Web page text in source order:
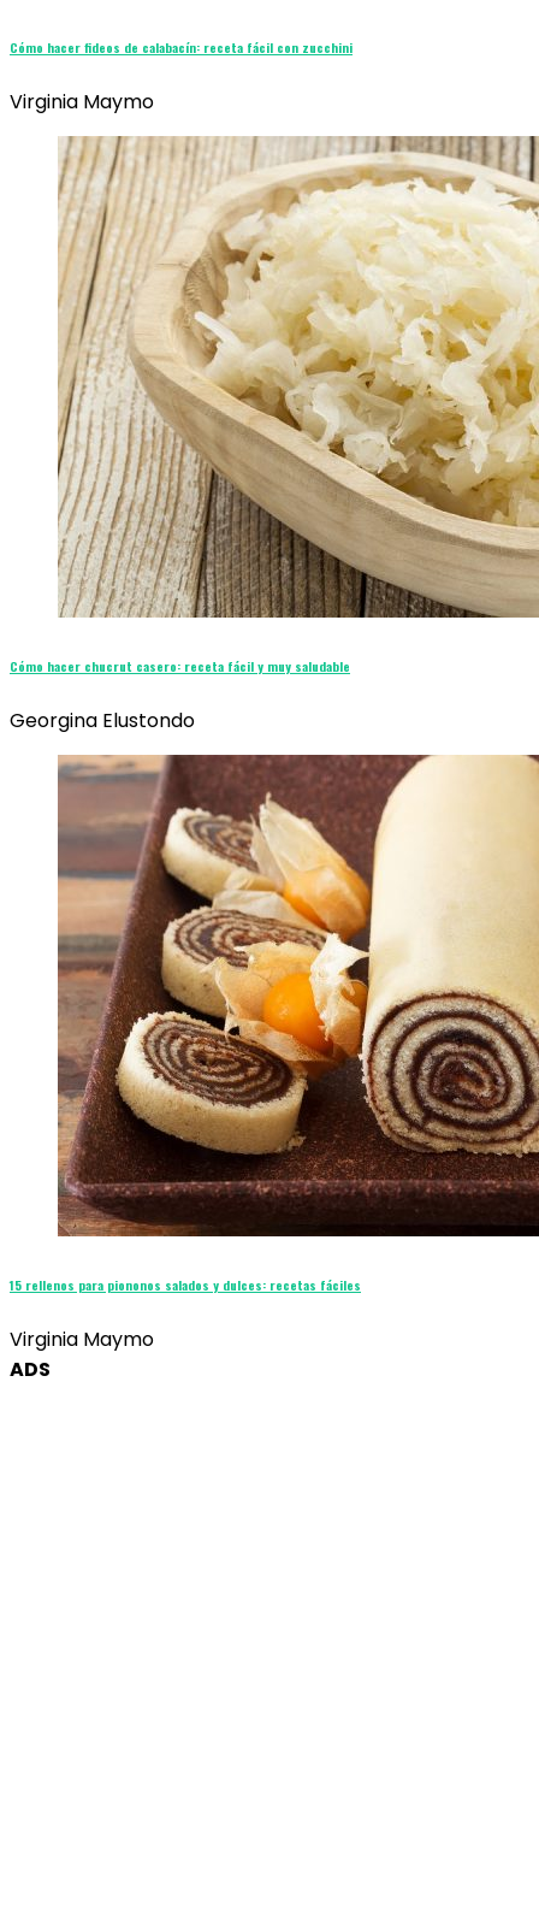
Cómo hacer fideos de calabacín: receta fácil con zucchini
Virginia Maymo
Cómo hacer chucrut casero: receta fácil y muy saludable
Georgina Elustondo
15 rellenos para piononos salados y dulces: recetas fáciles
Virginia Maymo
ADS